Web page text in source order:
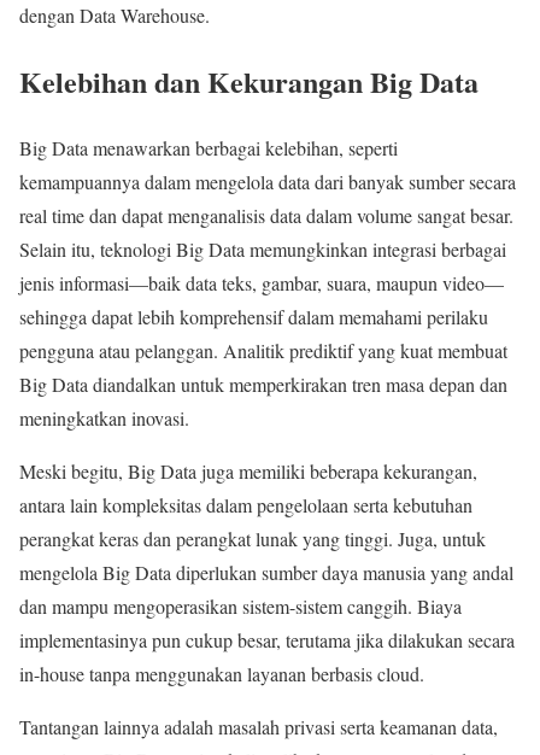
dengan Data Warehouse.
Kelebihan dan Kekurangan Big Data
Big Data menawarkan berbagai kelebihan, seperti
kemampuannya dalam mengelola data dari banyak sumber secara
real time dan dapat menganalisis data dalam volume sangat besar.
Selain itu, teknologi Big Data memungkinkan integrasi berbagai
jenis informasi—baik data teks, gambar, suara, maupun video—
sehingga dapat lebih komprehensif dalam memahami perilaku
pengguna atau pelanggan. Analitik prediktif yang kuat membuat
Big Data diandalkan untuk memperkirakan tren masa depan dan
meningkatkan inovasi.
Meski begitu, Big Data juga memiliki beberapa kekurangan,
antara lain kompleksitas dalam pengelolaan serta kebutuhan
perangkat keras dan perangkat lunak yang tinggi. Juga, untuk
mengelola Big Data diperlukan sumber daya manusia yang andal
dan mampu mengoperasikan sistem-sistem canggih. Biaya
implementasinya pun cukup besar, terutama jika dilakukan secara
in-house tanpa menggunakan layanan berbasis cloud.
Tantangan lainnya adalah masalah privasi serta keamanan data,